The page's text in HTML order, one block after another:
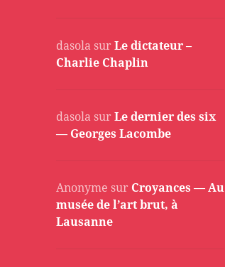
dasolasurLe dictateur –
Charlie Chaplin
dasolasurLe dernier des six
— Georges Lacombe
Anonyme sur Croyances — Au
musée de l’art brut, à
Lausanne